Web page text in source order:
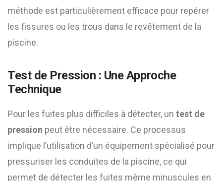
méthode est particulièrement efficace pour repérer
les fissures ou les trous dans le revêtement de la
piscine.
Test de Pression : Une Approche
Technique
Pour les fuites plus difficiles à détecter, un test de
pression peut être nécessaire. Ce processus
implique l’utilisation d’un équipement spécialisé pour
pressuriser les conduites de la piscine, ce qui
permet de détecter les fuites même minuscules en